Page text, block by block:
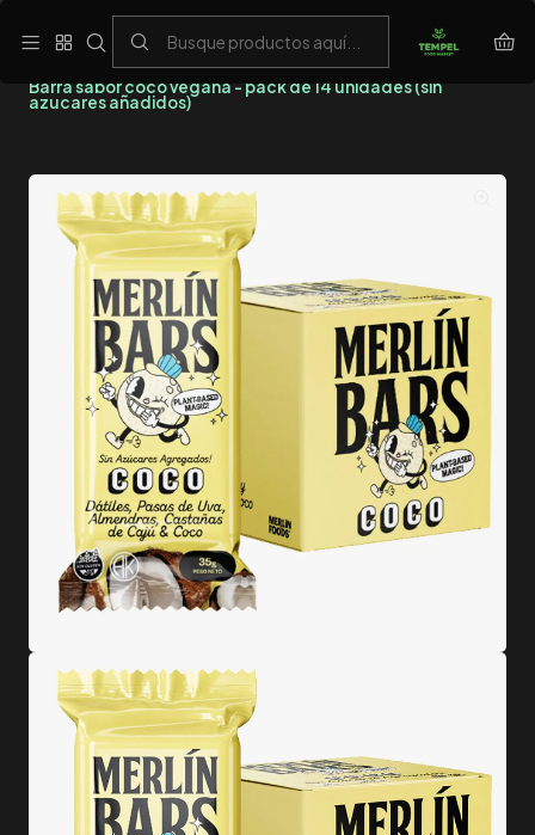
Despacho gratis en zonas seleccionadas sobre $20.000
Inicio Barritas
Barra sabor coco vegana - pack de 14 unidades (sin
azucares añadidos)